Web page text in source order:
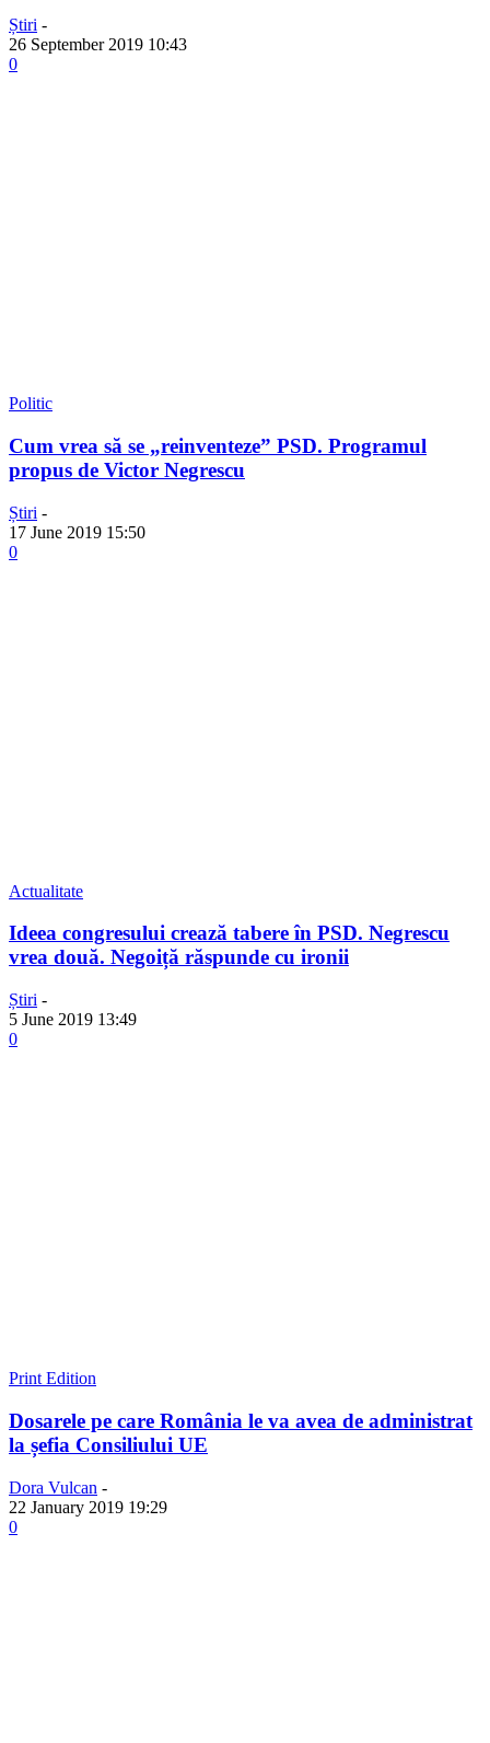
Știri -
26 September 2019 10:43
0
Politic
Cum vrea să se „reinventeze” PSD. Programul
propus de Victor Negrescu
Știri -
17 June 2019 15:50
0
Actualitate
Ideea congresului crează tabere în PSD. Negrescu
vrea două. Negoiță răspunde cu ironii
Știri -
5 June 2019 13:49
0
Print Edition
Dosarele pe care România le va avea de administrat
la șefia Consiliului UE
Dora Vulcan -
22 January 2019 19:29
0